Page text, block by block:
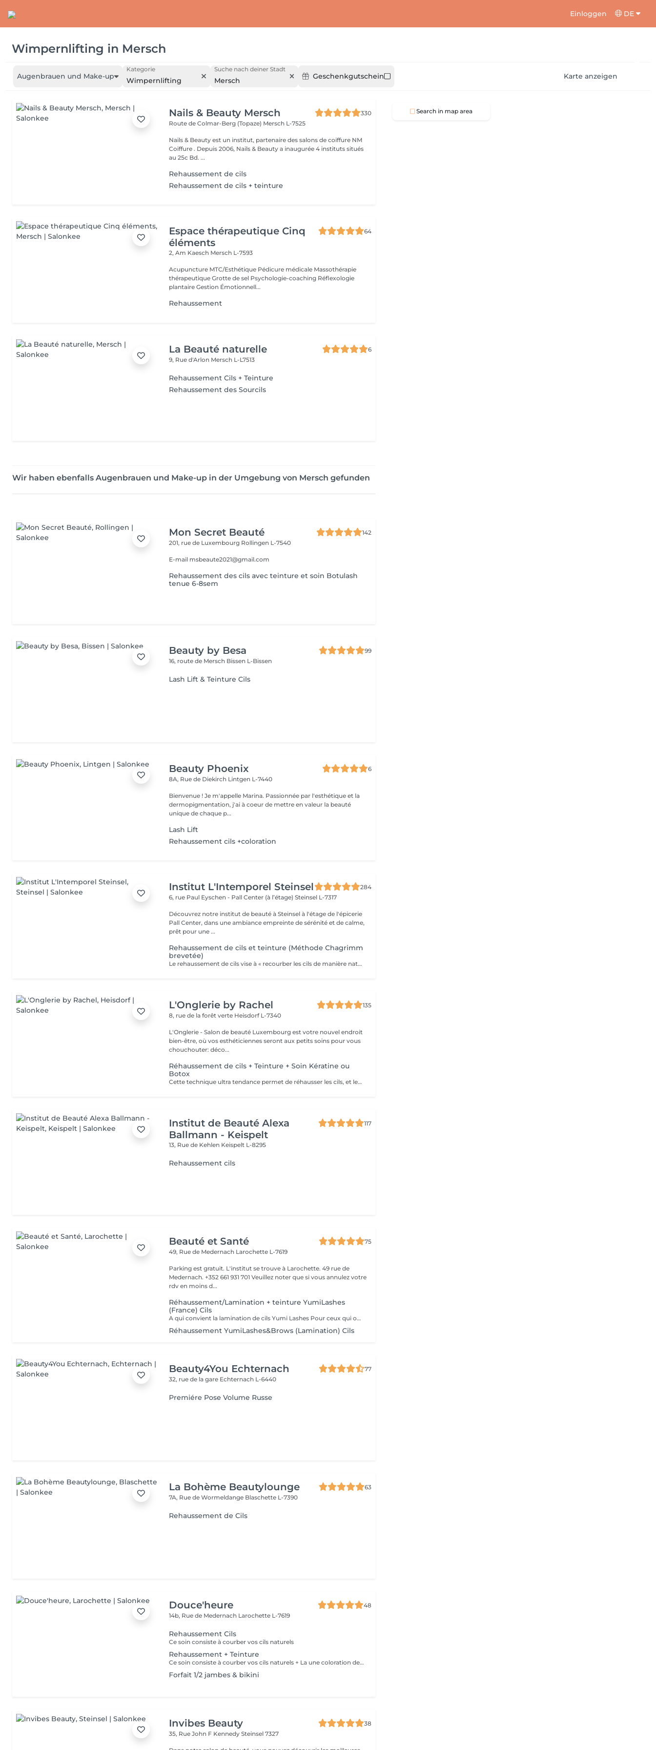
Einloggen DE
Wimpernlifting in Mersch
Augenbrauen und Make-up
Kategorie
Wimpernlifting
Suche nach deiner Stadt
Mersch Geschenkgutschein Karte anzeigen
Nails & Beauty Mersch
330
Route de Colmar-Berg (Topaze) Mersch L-7525
Nails & Beauty est un institut, partenaire des salons de coiffure NM
Coiffure . Depuis 2006, Nails & Beauty a inaugurée 4 instituts situés
au 25c Bd. ...
Rehaussement de cils
Rehaussement de cils + teinture
Espace thérapeutique Cinq
éléments
64
2, Am Kaesch Mersch L-7593
Acupuncture MTC/Esthétique Pédicure médicale Massothérapie
thérapeutique Grotte de sel Psychologie-coaching Réflexologie
plantaire Gestion Émotionnell...
Rehaussement
La Beauté naturelle
6
9, Rue d'Arlon Mersch L-L7513
Rehaussement Cils + Teinture
Rehaussement des Sourcils
Wir haben ebenfalls Augenbrauen und Make-up in der Umgebung von Mersch gefunden
Mon Secret Beauté
142
201, rue de Luxembourg Rollingen L-7540
E-mail msbeaute2021@gmail.com
Rehaussement des cils avec teinture et soin Botulash
tenue 6-8sem
Beauty by Besa
99
16, route de Mersch Bissen L-Bissen
Lash Lift & Teinture Cils
Beauty Phoenix
6
8A, Rue de Diekirch Lintgen L-7440
Bienvenue ! Je m'appelle Marina. Passionnée par l'esthétique et la
dermopigmentation, j'ai à coeur de mettre en valeur la beauté
unique de chaque p...
Lash Lift
Rehaussement cils +coloration
Institut L'Intemporel Steinsel
284
6, rue Paul Eyschen - Pall Center (à l’étage)Steinsel L-7317
Découvrez notre institut de beauté à Steinsel à l'étage de l'épicerie
Pall Center, dans une ambiance empreinte de sérénité et de calme,
prêt pour une ...
Rehaussement de cils et teinture (Méthode Chagrimm
brevetée)
Le rehaussement de cils vise à « recourber les cils de manière naturelle afin de les galber et leur donner un effet mascara ». Et ce, sans même utiliser votre maquillage. Cela permet d'embellir et d'ouvrir le regard tout en lui donnant de la douceur, et ce, pour une durée moyenne de six semaines. Ultra-pratique pour une routine make-up allégée et un regard perçant dès le réveil. Ne remplacera jamais l'effet mascara. SVP pour éviter toute réaction ne pas venir avec des lentilles de contact ou prévoir le nécessaire pour les retirer avant la prestation et attendre minimum 3 mois entre deux rehaussements !
L'Onglerie by Rachel
135
8, rue de la forêt verte Heisdorf L-7340
L'Onglerie - Salon de beauté Luxembourg est votre nouvel endroit
bien-être, où vos esthéticiennes seront aux petits soins pour vous
chouchouter: déco...
Réhaussement de cils + Teinture + Soin Kératine ou
Botox
Cette technique ultra tendance permet de réhausser les cils, et leur apporter une courbure naturelle digne d'un mascara Découvrez le réhaussement de cils classique, soin Kératine ou combiné au soin Lash Botox: le Must Have du moment. C'est un soin réparateur pour les cils à base de kératine, panthénol et vitamines pour fortifier les cils endommagés ou fragiles, les nourrir, les hydrater et booster leur croissance. La formule du traitement est réalisée spécialement pour les cils, inoffensif pour les yeux, à base de : Vitamine E, pour rajeunir, restaurer et activer la pousse des cils. Panthénol : pour restaurer la structure du poil abimé, il enrobe chaque cil d'une pellicule qui lui ajoute volume, le nourrit, l'hydrate et stimule la pousse. Huile d'argan: hydrate, nourrit et régénère les cils, les fait briller. Kératine: remplit la structure et remplit les zones abîmées des cils. Recrée la couche de kératine naturelle. Collagène: referme les couches supérieures des cils, les rend plus flexibles, et doux. Acide Hyaluronique: restaure et hydrate les cils, empêche la perte d'humidité. Le traitement entraîne une pousse des cils, 40 % de volume en plus après le traitement soin, la teinture noire dure jusqu'à huit semaines, et l'effet du soin dure environ 2 mois. Il est possible de faire ce traitement tous les 2 à 3 mois, le résultat va s'ajouter, et les cils n'en seront que plus beaux, et en bonne santé.
Institut de Beauté Alexa
Ballmann - Keispelt
117
13, Rue de Kehlen Keispelt L-8295
Rehaussement cils
Beauté et Santé
75
49, Rue de Medernach Larochette L-7619
Parking est gratuit. L'institut se trouve à Larochette. 49 rue de
Medernach. +352 661 931 701 Veuillez noter que si vous annulez votre
rdv en moins d...
Réhaussement/Lamination + teinture YumiLashes
(France) Cils
A qui convient la lamination de cils Yumi Lashes Pour ceux qui ont: - cils courts - cils poussant droits - cils poussant vers le bas - cils clairs - avec absence de paupière - avec paupière supérieure débordante - avec des paupières « affaissées » liées à l'âge - mener une vie active - gagner du temps - ceux qui partent en vacances, en voyage Vous obtenez des cils brillants avec une belle courbe. Un peu de magie et voila
Réhaussement YumiLashes&Brows (Lamination) Cils
Beauty4You Echternach
77
32, rue de la gare Echternach L-6440
Premiére Pose Volume Russe
La Bohème Beautylounge
63
7A, Rue de Wormeldange Blaschette L-7390
Rehaussement de Cils
Douce'heure
48
14b, Rue de Medernach Larochette L-7619
Rehaussement Cils
Ce soin consiste à courber vos cils naturels
Rehaussement + Teinture
Ce soin consiste à courber vos cils naturels + La une coloration des cils
Forfait 1/2 jambes & bikini
Invibes Beauty
38
35, Rue John F KennedySteinsel 7327
Search in map area